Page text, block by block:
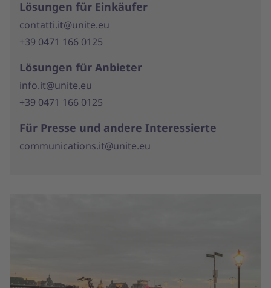
Lösungen für Einkäufer
contatti.it@unite.eu
+39 0471 166 0125
Lösungen für Anbieter
info.it@unite.eu
+39 0471 166 0125
Für Presse und andere Interessierte
communications.it@unite.eu